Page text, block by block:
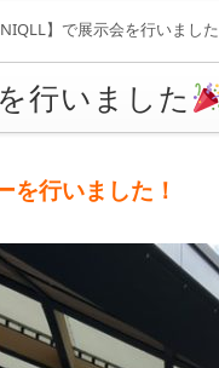
】で展示会を行いました
行いました
行いました！